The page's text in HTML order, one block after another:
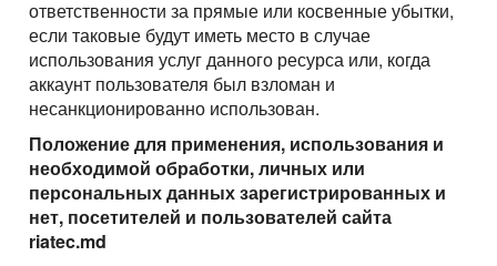
ответственности за прямые или косвенные убытки,
если таковые будут иметь место в случае
использования услуг данного ресурса или, когда
аккаунт пользователя был взломан и
несанкционированно использован.
Положение для применения, использования и
необходимой обработки, личных или
персональных данных зарегистрированных и
нет, посетителей и пользователей сайта
riatec.md